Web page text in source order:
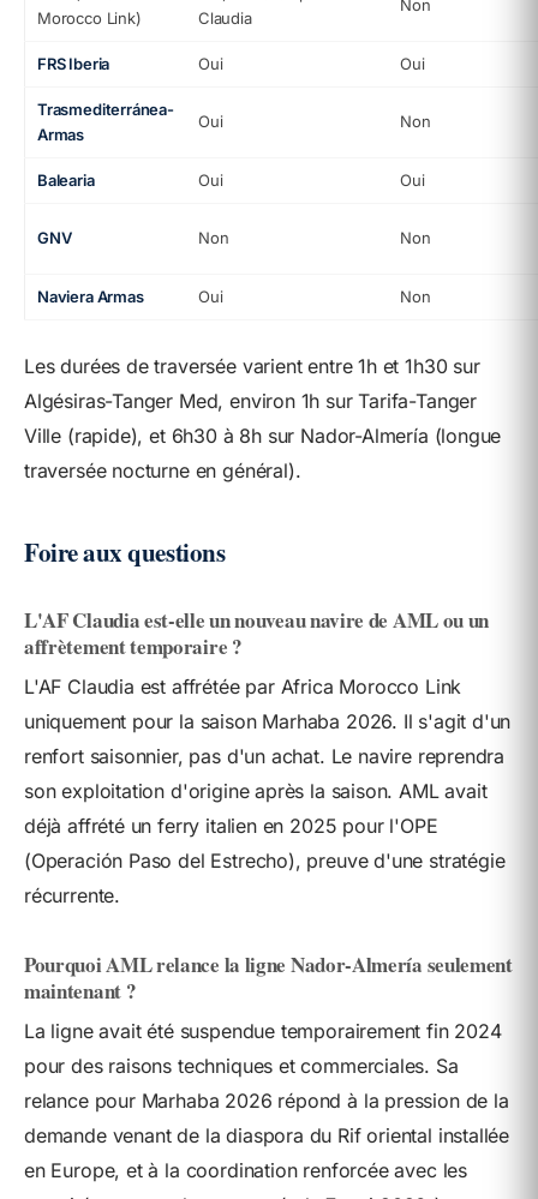
Morocco Link)
Claudia
Non
FRS Iberia Oui Oui
Trasmediterránea-
Armas
Oui Non
Balearia Oui Oui
GNV Non Non
Naviera Armas Oui Non
Les durées de traversée varient entre 1h et 1h30 sur
Algésiras-Tanger Med, environ 1h sur Tarifa-Tanger
Ville (rapide), et 6h30 à 8h sur Nador-Almería (longue
traversée nocturne en général).
Foire aux questions
L'AF Claudia est-elle un nouveau navire de AML ou un
affrètement temporaire ?
L'AF Claudia est affrétée par Africa Morocco Link
uniquement pour la saison Marhaba 2026. Il s'agit d'un
renfort saisonnier, pas d'un achat. Le navire reprendra
son exploitation d'origine après la saison. AML avait
déjà affrété un ferry italien en 2025 pour l'OPE
(Operación Paso del Estrecho), preuve d'une stratégie
récurrente.
Pourquoi AML relance la ligne Nador-Almería seulement
maintenant ?
La ligne avait été suspendue temporairement fin 2024
pour des raisons techniques et commerciales. Sa
relance pour Marhaba 2026 répond à la pression de la
demande venant de la diaspora du Rif oriental installée
en Europe, et à la coordination renforcée avec les